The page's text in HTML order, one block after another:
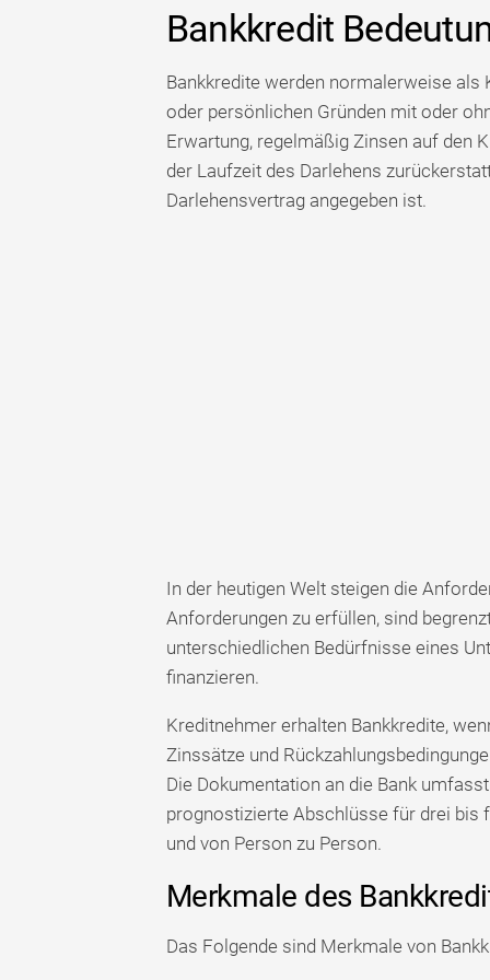
Bankkredit
Bankkredite werden normalerweise als
oder persönlichen Gründen mit oder
Erwartung, regelmäßig Zinsen auf den
der Laufzeit des Darlehens
Darlehensvertrag angegeben ist.
In der heutigen Welt steigen die
Anforderungen zu erfüllen, sind
unterschiedlichen Bedürfnisse eines
finanzieren.
Kreditnehmer erhalten Bankkredite,
Zinssätze und
Die Dokumentation an die Bank
prognostizierte Abschlüsse für drei bis
und von Person zu Person.
Merkmale des
Das Folgende sind Merkmale von